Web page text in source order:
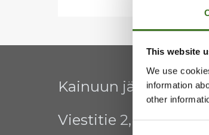
This website
We use
information
other
Kainuun jätehuollon
Viestitie 2, 87700